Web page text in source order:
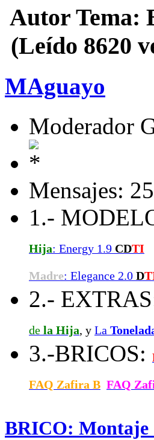
Autor Tema:
(Leído 8620
MAguayo
Moderador
Mensajes:
1.-
Hija: Energy 1.9 CDTI
Madre: Elegance 2.0 D
2.-
de la Hija, y La
3.-BRICOS:
FAQ Zafira B FAQ
BRICO: Montaje